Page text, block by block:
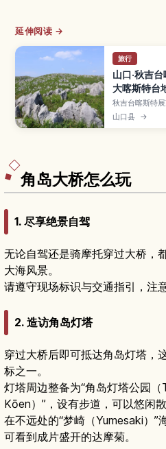
延伸阅读 →
旅行
山口·秋吉
大喀斯特台
秋吉台喀斯特
本最大喀斯特
与白色石灰岩
山口县 →
角岛大桥怎么玩
1. 尽享绝景自驾
无论自驾还是骑摩托穿过大桥，
大海风景。
请遵守现场标识与交通指引，注
2. 造访角岛灯塔
穿过大桥后即可抵达角岛灯塔，
标之一。
灯塔周边整备为“角岛灯塔公园
Kōen）”，设有步道，可以悠闲散
在不远处的“梦崎（Yumesaki）”
可看到成片盛开的达摩菊。